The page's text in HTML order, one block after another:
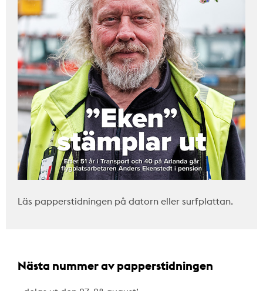
Läs papperstidningen på datorn eller surfplattan.
Nästa nummer av papperstidningen